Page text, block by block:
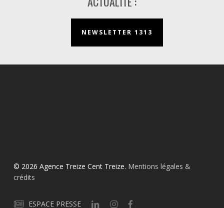
NEWSLETTER 1313
© 2026 Agence Treize Cent Treize. Mentions légales &
crédits
ESPACE PRESSE